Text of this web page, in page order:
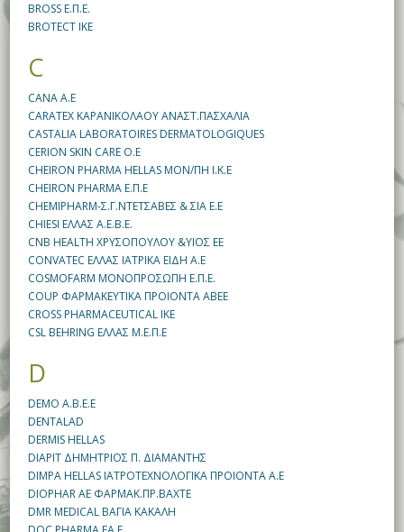
BROSS Ε.Π.Ε.
BROTECT IKE
C
CANA Α.Ε
CARATEX ΚΑΡΑΝΙΚΟΛΑΟΥ ΑΝΑΣΤ.ΠΑΣΧΑΛΙΑ
CASTALIA LABORATOIRES DERMATOLOGIQUES
CERION SKIN CARE O.E
CHEIRON PHARMA HELLAS ΜΟΝ/ΠΗ Ι.Κ.Ε
CHEIRON PHARMA Ε.Π.Ε
CHEMIPHARM-Σ.Γ.ΝΤΕΤΣΑΒΕΣ & ΣΙA E.E
CHIESI ΕΛΛΑΣ Α.Ε.Β.Ε.
CNB HEALTH ΧΡΥΣΟΠΟΥΛΟΥ &ΥΙΟΣ ΕΕ
CONVATEC ΕΛΛΑΣ ΙΑΤΡΙΚΑ ΕΙΔΗ Α.Ε
COSMOFARM ΜΟΝΟΠΡΟΣΩΠΗ Ε.Π.Ε.
COUP ΦΑΡΜΑΚΕΥΤΙΚΑ ΠΡΟΙΟΝΤΑ ΑΒΕΕ
CROSS PHARMACEUTICAL IKE
CSL BEHRING ΕΛΛΑΣ M.E.Π.Ε
D
DEMO A.B.E.E
DENTALAD
DERMIS HELLAS
DIAPIT ΔΗΜΗΤΡΙΟΣ Π. ΔΙΑΜΑΝΤΗΣ
DIMPA HELLAS ΙΑΤΡΟΤΕΧΝΟΛΟΓΙΚΑ ΠΡΟΙΟΝΤΑ Α.Ε
DIOPHAR AE ΦΑΡΜΑΚ.ΠΡ.BAXTE
DMR MEDICAL ΒΑΓΙΑ ΚΑΚΑΛΗ